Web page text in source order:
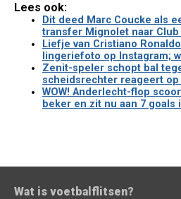
Lees ook:
Dit deed Marc Coucke als
transfer Mignolet naar Club
Liefje van Cristiano
lingeriefoto op Instagram;
Zenit-speler schopt bal
scheidsrechter reageert op
WOW! Anderlecht-flop
beker en zit nu aan 7 goals
Wat is voetbalflitsen?